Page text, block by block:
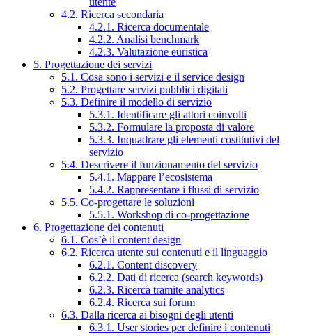
4.2. Ricerca secondaria
4.2.1. Ricerca documentale
4.2.2. Analisi benchmark
4.2.3. Valutazione euristica
5. Progettazione dei servizi
5.1. Cosa sono i servizi e il service design
5.2. Progettare servizi pubblici digitali
5.3. Definire il modello di servizio
5.3.1. Identificare gli attori coinvolti
5.3.2. Formulare la proposta di valore
5.3.3. Inquadrare gli elementi costitutivi del
servizio
5.4. Descrivere il funzionamento del servizio
5.4.1. Mappare l’ecosistema
5.4.2. Rappresentare i flussi di servizio
5.5. Co-progettare le soluzioni
5.5.1. Workshop di co-progettazione
6. Progettazione dei contenuti
6.1. Cos’è il content design
6.2. Ricerca utente sui contenuti e il linguaggio
6.2.1. Content discovery
6.2.2. Dati di ricerca (search keywords)
6.2.3. Ricerca tramite analytics
6.2.4. Ricerca sui forum
6.3. Dalla ricerca ai bisogni degli utenti
6.3.1. User stories per definire i contenuti